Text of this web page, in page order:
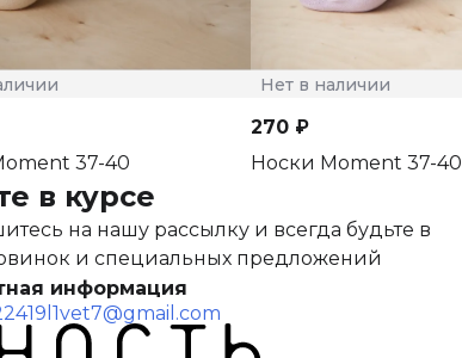
37-40
Нет в наличии
270 ₽
Носки Moment 37-40
в курсе
на нашу рассылку и всегда будьте в
и специальных предложений
информация
l1vet7@gmail.com